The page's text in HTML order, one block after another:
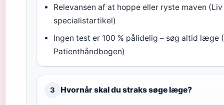
Relevansen af at hoppe eller ryste maven
specialistartikel)
Ingen test er 100 % pålidelig – søg altid læge
Patienthåndbogen)
3 Hvornår skal du straks søge læge?